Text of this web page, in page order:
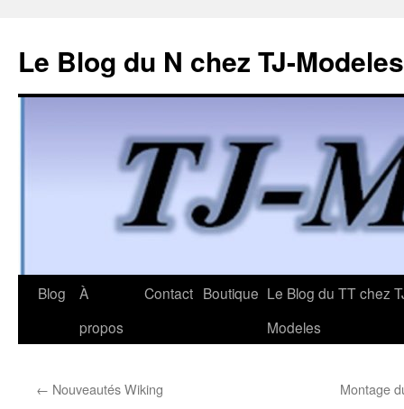
Le Blog du N chez TJ-Modeles
Aller
Blog
À
propos
Contact Boutique Le Blog du TT chez
Modeles
← Nouveautés Wiking Montage